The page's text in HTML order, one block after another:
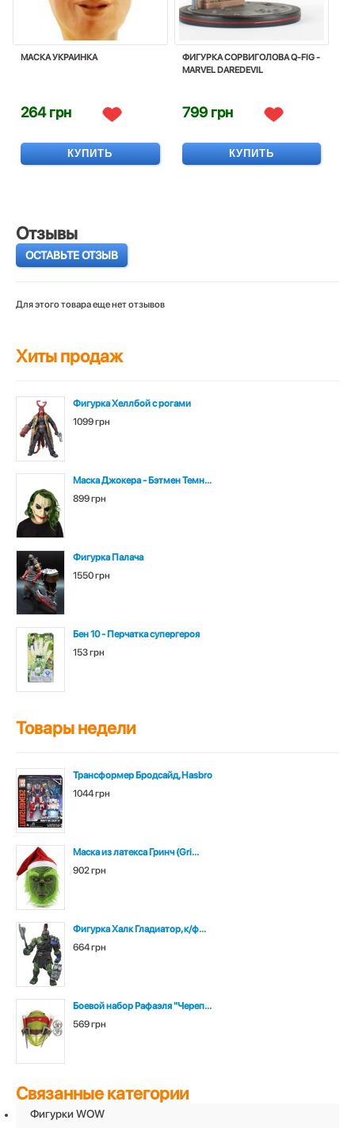
МАСКА УКРАИНКА
264 грн
КУПИТЬ
ФИГУРКА СОРВИГОЛОВА Q-FIG -
MARVEL DAREDEVIL
799 грн
КУПИТЬ
Отзывы
ОСТАВЬТЕ ОТЗЫВ
Для этого товара еще нет отзывов
Хиты продаж
Фигурка Хеллбой с рогами
1099 грн
Маска Джокера - Бэтмен Темн...
899 грн
Фигурка Палача
1550 грн
Бен 10 - Перчатка супергероя
153 грн
Товары недели
Трансформер Бродсайд, Hasbro
1044 грн
Маска из латекса Гринч (Gri...
902 грн
Фигурка Халк Гладиатор, к/ф...
664 грн
Боевой набор Рафаэля "Череп...
569 грн
Связанные категории
Фигурки WOW